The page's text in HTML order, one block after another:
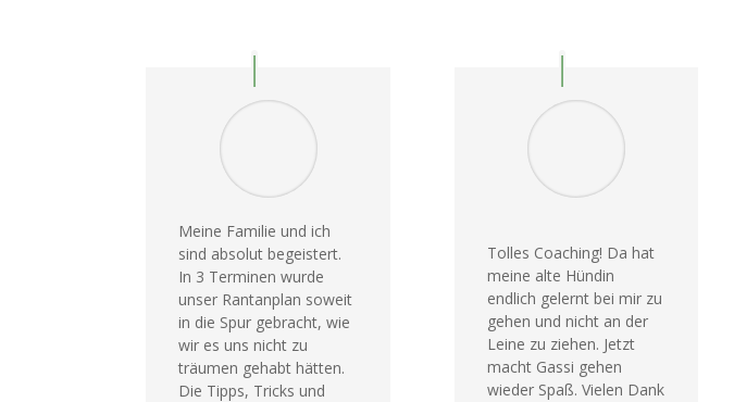
Meine Familie und ich
sind absolut begeistert.
In 3 Terminen wurde
unser Rantanplan soweit
in die Spur gebracht, wie
wir es uns nicht zu
träumen gehabt hätten.
Die Tipps, Tricks und
Tolles Coaching! Da hat
meine alte Hündin
endlich gelernt bei mir zu
gehen und nicht an der
Leine zu ziehen. Jetzt
macht Gassi gehen
wieder Spaß. Vielen Dank